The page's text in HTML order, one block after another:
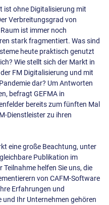
ist ohne Digitalisierung mit
Verbreitungsgrad von
ist immer noch
stark fragmentiert. Was sind
heute praktisch genutzt
Wie stellt sich der Markt in
FM Digitalisierung und mit
dar? Um Antworten
befragt GEFMA in
bereits zum fünften Mal
Dienstleister zu ihren
eine große Beachtung, unter
Publikation im
helfen Sie uns, die
von CAFM-Software
Erfahrungen und
Ihr Unternehmen gehören